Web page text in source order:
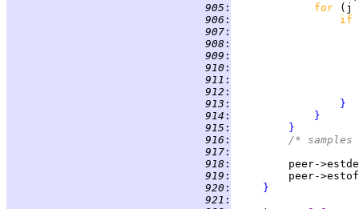
905 : for
(j
906 :
if
907 :
908 :
909 :
910 :
911 :
912 :
913 :
}
914 :
}
915 :
}
916 :
/*
917 :
918 :
peer-
919 :
peer-
920 :
}
921 :